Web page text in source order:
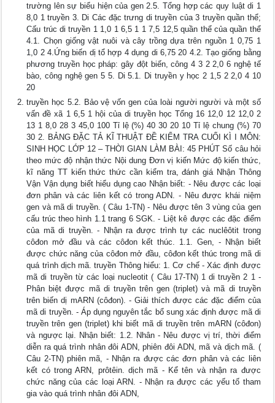
trường lên sự biểu hiện của gen 2.5. Tổng hợp các quy luật di 1
8,0 1 truyền 3. Di Các đặc trưng di truyền của 3 truyền quần thể;
Cấu trúc di truyền 1 1,0 1 6,5 1 1 7,5 12,5 quần thể của quần thể
4.1. Chọn giống vật nuôi và cây trồng dựa trên nguồn 1 0,75 1
1,0 2 4.Ứng biến dị tổ hợp 4 dụng di 6,75 20 4.2. Tạo giống bằng
phương truyền học pháp: gây đột biến, công 4 3 2 2,0 6 nghệ tế
bào, công nghệ gen 5 5. Di 5.1. Di truyền y học 2 1,5 2 2,0 4 10
20
truyền học 5.2. Bảo vệ vốn gen của loài người người và một số
vấn đề xã 1 6,5 1 hội của di truyền học Tổng 16 12,0 12 12,0 2
13 1 8,0 28 3 45,0 100 Tỉ lệ (%) 40 30 20 10 Tỉ lệ chung (%) 70
30 2. BẢNG ĐẶC TẢ KĨ THUẬT ĐỀ KIỂM TRA CUỐI KÌ I MÔN:
SINH HỌC LỚP 12 – THỜI GIAN LÀM BÀI: 45 PHÚT Số câu hỏi
theo mức độ nhận thức Nội dung Đơn vị kiến Mức độ kiến thức,
kĩ năng TT kiến thức thức cần kiểm tra, đánh giá Nhận Thông
Vận Vận dụng biết hiểu dụng cao Nhận biết: - Nêu được các loại
đơn phân và các liên kết có trong ADN. - Nêu được khái niệm
gen và mã di truyền. ( Câu 1-TN) - Nêu được tên 3 vùng của gen
cấu trúc theo hình 1.1 trang 6 SGK. - Liệt kê được các đặc điểm
của mã di truyền. - Nhận ra được trình tự các nuclêôtit trong
côđon mở đầu và các côđon kết thúc. 1.1. Gen, - Nhận biết
được chức năng của côđon mở đầu, côđon kết thúc trong mã di
quá trình dịch mã. truyền Thông hiểu: 1. Cơ chế - Xác định được
mã di truyền từ các loại nucleotit ( Câu 17-TN) 1 di truyền 2 1 -
Phân biệt được mã di truyền trên gen (triplet) và mã di truyền
trên biến dị mARN (côđon). - Giải thích được các đặc điểm của
mã di truyền. - Áp dụng nguyên tắc bổ sung xác định được mã di
truyền trên gen (triplet) khi biết mã di truyền trên mARN (côđon)
và ngược lại. Nhận biết: 1.2. Nhân - Nêu được vị trí, thời điểm
diễn ra quá trình nhân đôi ADN, phiên đôi ADN, mã và dịch mã. (
Câu 2-TN) phiên mã, - Nhận ra được các đơn phân và các liên
kết có trong ARN, prôtêin. dịch mã - Kể tên và nhận ra được
chức năng của các loại ARN. - Nhận ra được các yếu tố tham
gia vào quá trình nhân đôi ADN,